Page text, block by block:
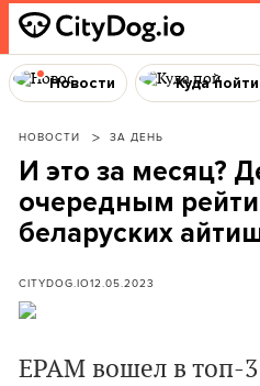
Новости Куда пойти
НОВОСТИ ЗА ДЕНЬ
И это за месяц?
очередным
беларуских
CITYDOG.IO12.05.2023
EPAM вошел в топ-